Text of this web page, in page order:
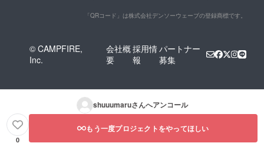
「QRコード」は株式会社デンソーウェーブの登録商標です。
© CAMPFIRE,
Inc.
会社概
要
採用情
報
パートナー
募集
shuuumaruさんへアンコール
0
もう一度プロジェクトをやってほしい